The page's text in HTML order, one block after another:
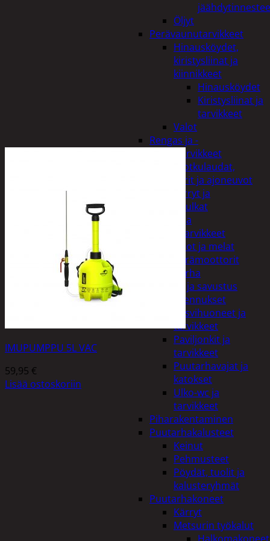
Öljyt
Perävaunutarvikkeet
Hinausköydet,
kiristysliinat ja
kiinnikkeet
Hinausköydet
Kiristysliinat ja
tarvikkeet
Valot
Rengas ja -
vannetarvikkeet
Sähköpotkulaudat,
skootterit ja ajoneuvot
Tukkikärryt ja
juontopulkat
Veneet ja
veneilytarvikkeet
Airot ja melat
Perämoottorit
Piha ja puutarha
Grillaus ja savustus
Piharakennukset
Kasvihuoneet ja
tarvikkeet
Paviljonkit ja
tarvikkeet
Puutarhavajat ja
katokset
Ulko-wc ja
tarvikkeet
Piharakentaminen
Puutarhakalusteet
Keinut
Pehmusteet
Pöydät, tuolit ja
kalusteryhmät
Puutarhakoneet
Kärryt
Metsurin työkalut
IMUPUMPPU 5L VAC
59,95 €
Lisää ostoskoriin